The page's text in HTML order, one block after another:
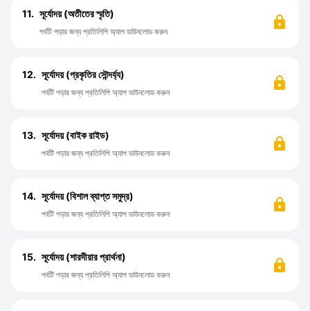
11. সূর্যোদয় (অতীতের স্মৃতি)
পর্বটি পড়ার জন্য প্রতিলিপি অ্যাপ ডাউনলোড করুন
12. সূর্যোদয় (প্রকৃতির সৌন্দর্য্য)
পর্বটি পড়ার জন্য প্রতিলিপি অ্যাপ ডাউনলোড করুন
13. সূর্যোদয় (বাইক রাইড)
পর্বটি পড়ার জন্য প্রতিলিপি অ্যাপ ডাউনলোড করুন
14. সূর্যোদয় (বিশাল ব্যাপ্ত সমুদ্র)
পর্বটি পড়ার জন্য প্রতিলিপি অ্যাপ ডাউনলোড করুন
15. সূর্যোদয় (শারদীয়ার প্রার্থনা)
পর্বটি পড়ার জন্য প্রতিলিপি অ্যাপ ডাউনলোড করুন